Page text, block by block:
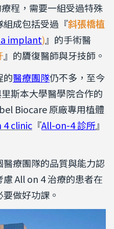
程，需要一組受過特殊
組成包括受過『斜張橋植
implant)』的手術醫
』的贗復醫師與牙技師。
的醫療團隊仍不多，至今
斯本大學醫學院合作的
Biocare 原廠專用植體
4 clinic 『All-on-4 診所』
療團隊的品質與能力認
All on 4 治療的患者在
做好功課。